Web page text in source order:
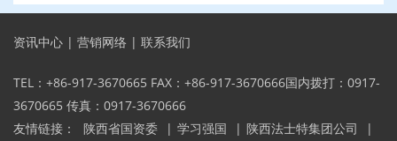
资讯中心 | 营销网络 | 联系我们
TEL：+86-917-3670665 FAX：+86-917-3670666国内拨打：0917-
3670665 传真：0917-3670666
友情链接：
陕西省国资委 | 学习强国 | 陕西法士特集团公司
|